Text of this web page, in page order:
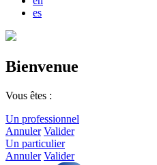
es
Bienvenue
Vous êtes :
Un professionnel
Annuler Valider
Un particulier
Annuler Valider